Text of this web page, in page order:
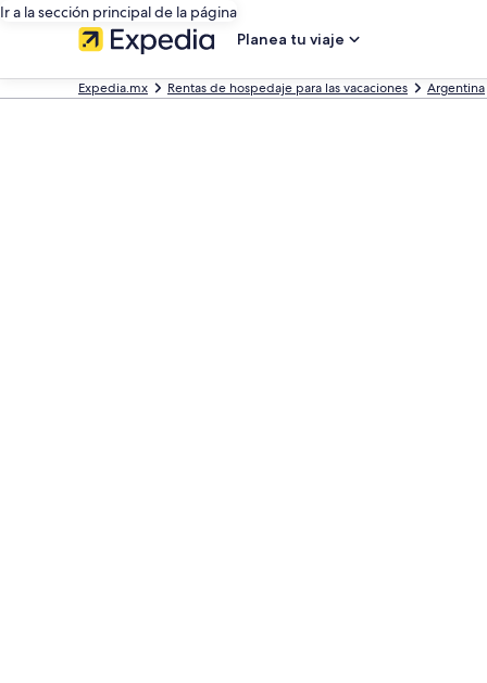
Ir a la sección principal de la página
Planea tu viaje
Expedia.mx Rentas de hospedaje para las vacaciones Argentina